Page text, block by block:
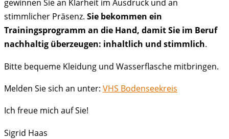
stimmlicher Präsenz. Sie bekommen ein
Trainingsprogramm an die Hand, damit Sie im Beruf
nachhaltig überzeugen: inhaltlich und stimmlich.
Bitte bequeme Kleidung und Wasserflasche mitbringen.
Melden Sie sich an unter: VHS Bodenseekreis
Ich freue mich auf Sie!
Sigrid Haas